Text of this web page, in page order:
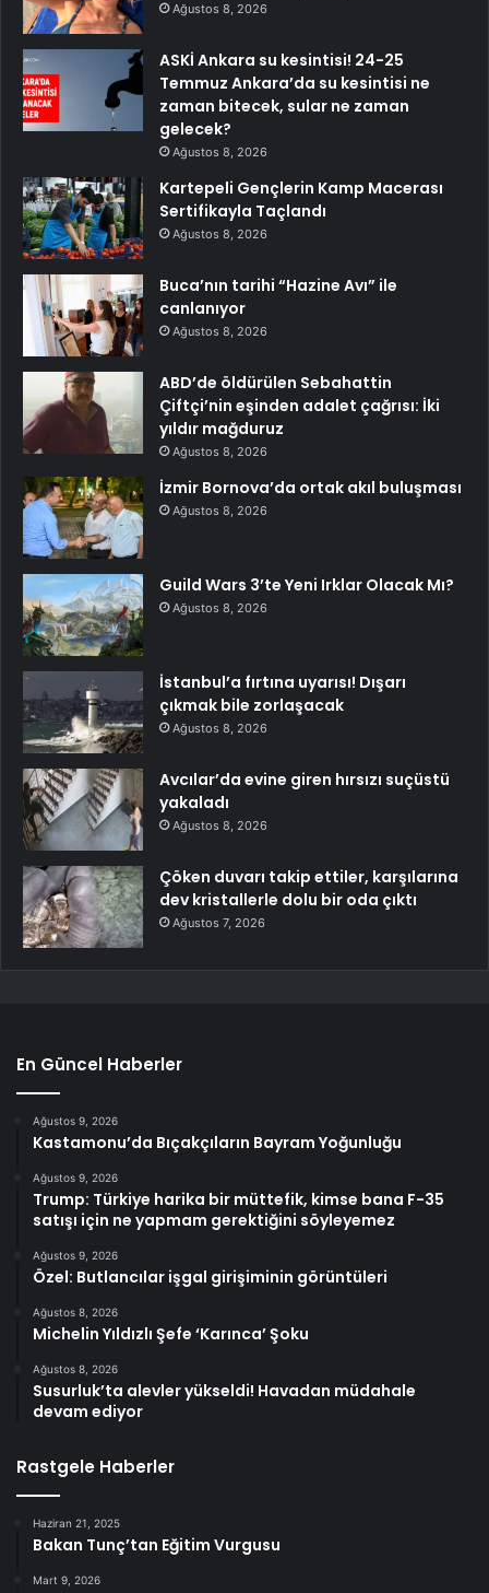
Ağustos 8, 2026
ASKİ Ankara su kesintisi! 24-25
Temmuz Ankara’da su kesintisi ne
zaman bitecek, sular ne zaman
gelecek?
Ağustos 8, 2026
Kartepeli Gençlerin Kamp Macerası
Sertifikayla Taçlandı
Ağustos 8, 2026
Buca’nın tarihi “Hazine Avı” ile
canlanıyor
Ağustos 8, 2026
ABD’de öldürülen Sebahattin
Çiftçi’nin eşinden adalet çağrısı: İki
yıldır mağduruz
Ağustos 8, 2026
İzmir Bornova’da ortak akıl buluşması
Ağustos 8, 2026
Guild Wars 3’te Yeni Irklar Olacak Mı?
Ağustos 8, 2026
İstanbul’a fırtına uyarısı! Dışarı
çıkmak bile zorlaşacak
Ağustos 8, 2026
Avcılar’da evine giren hırsızı suçüstü
yakaladı
Ağustos 8, 2026
Çöken duvarı takip ettiler, karşılarına
dev kristallerle dolu bir oda çıktı
Ağustos 7, 2026
En Güncel Haberler
Ağustos 9, 2026
Kastamonu’da Bıçakçıların Bayram Yoğunluğu
Ağustos 9, 2026
Trump: Türkiye harika bir müttefik, kimse bana F-35
satışı için ne yapmam gerektiğini söyleyemez
Ağustos 9, 2026
Özel: Butlancılar işgal girişiminin görüntüleri
Ağustos 8, 2026
Michelin Yıldızlı Şefe ‘Karınca’ Şoku
Ağustos 8, 2026
Susurluk’ta alevler yükseldi! Havadan müdahale
devam ediyor
Rastgele Haberler
Haziran 21, 2025
Bakan Tunç’tan Eğitim Vurgusu
Mart 9, 2026